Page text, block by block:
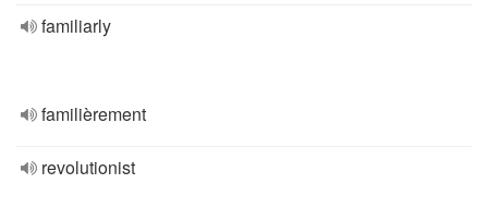
familiarly
familièrement
revolutionist